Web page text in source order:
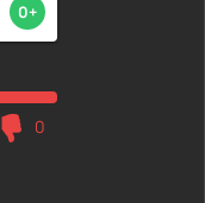
0+
0